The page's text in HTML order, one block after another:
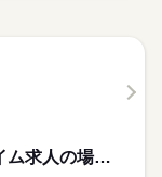
163,000円〜253,000円 ※フルタイム求人の場合は月額（換算額）、パート求人の場合は時間額を表示しています。